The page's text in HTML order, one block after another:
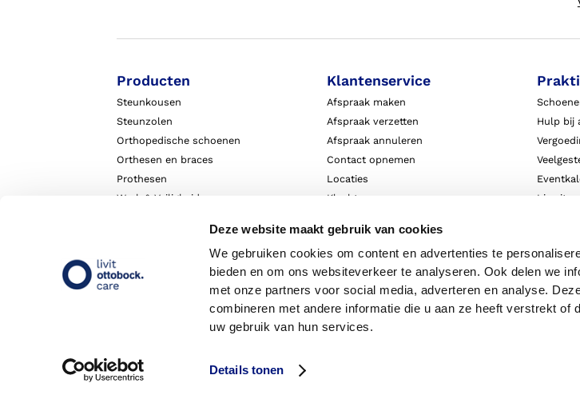
Deze website maakt gebruik van cookies
We gebruiken cookies om content en advertenties te
bieden en om ons websiteverkeer te analyseren. Ook delen we
met onze partners voor social media, adverteren en analyse.
combineren met andere informatie die u aan ze heeft verstrekt of
uw gebruik van hun services.
Details tonen
Producten
Steunkousen
Steunzolen
Orthopedische schoenen
Orthesen en braces
Prothesen
Werk & Veiligheid
Klantenservice
Afspraak maken
Afspraak verzetten
Afspraak annuleren
Contact opnemen
Locaties
Klachten
Hulp bij
Live it
Privacy
Copyright 2026 - Livit Ottobock Care